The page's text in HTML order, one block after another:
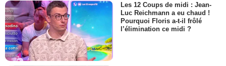
Les 12 Coups de midi : Jean-
Luc Reichmann a eu chaud !
Pourquoi Floris a-t-il frôlé
l’élimination ce midi ?